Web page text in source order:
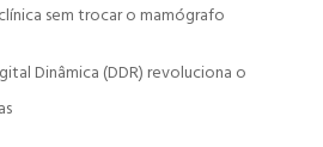
sem trocar o mamógrafo
Dinâmica (DDR) revoluciona o